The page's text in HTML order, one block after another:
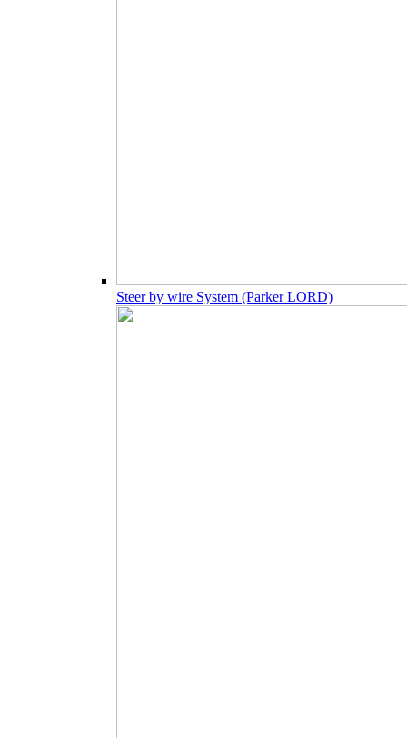
Steer by wire System (Parker LORD)